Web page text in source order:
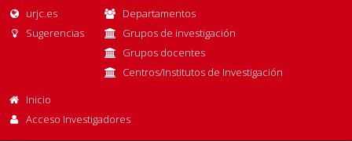
urjc.es
Sugerencias
Departamentos
Grupos de investigación
Grupos docentes
Centros/Institutos de Investigación
Inicio
Acceso Investigadores